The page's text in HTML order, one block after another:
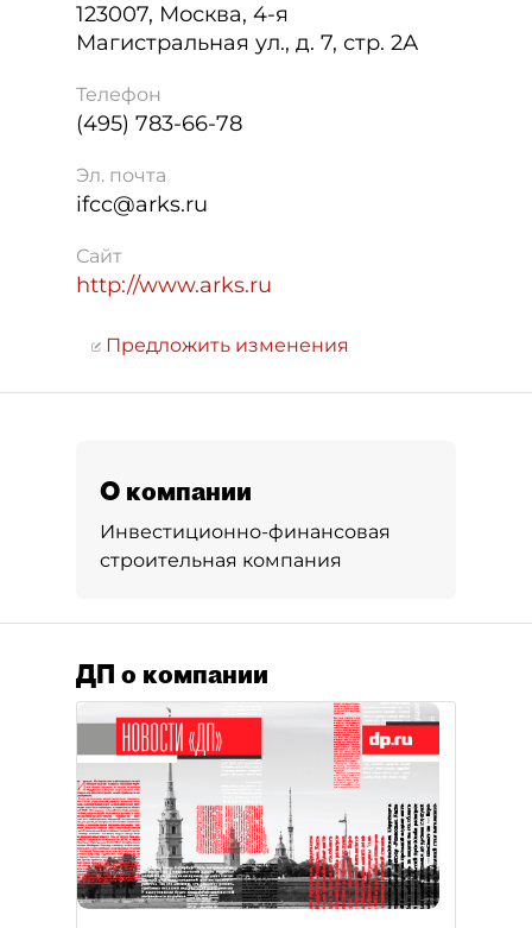
123007, Москва, 4-я
Магистральная ул., д. 7, стр. 2А
Телефон
(495) 783-66-78
Эл. почта
ifcc@arks.ru
Сайт
http://www.arks.ru
Предложить изменения
О компании
Инвестиционно-финансовая
строительная компания
ДП о компании